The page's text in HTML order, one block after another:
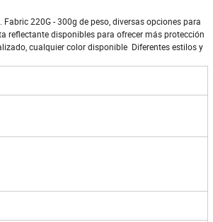
220G - 300g de peso, diversas opciones para
reflectante disponibles para ofrecer más protección
cualquier color disponible Diferentes estilos y